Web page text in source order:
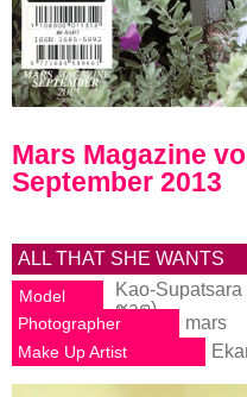
Mars Magazine
September 2013
ALL THAT SHE WANTS
Model
Kao-
ชาต)
Photographer mars
Make Up Artist